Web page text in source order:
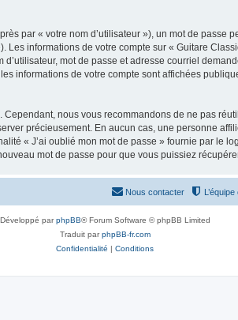
par « votre nom d’utilisateur »), un mot de
informations de votre compte sur « Guitare
mot de passe et adresse courriel
informations de votre compte sont affichées
nous vous recommandons de ne pas
précieusement. En aucun cas, une personne
« J’ai oublié mon mot de passe » fournie par le
mot de passe pour que vous puissiez
Nous contacter
Développé parphpBB® Forum Software © phpBB Limited
Traduit parphpBB-fr.com
Confidentialité | Conditions